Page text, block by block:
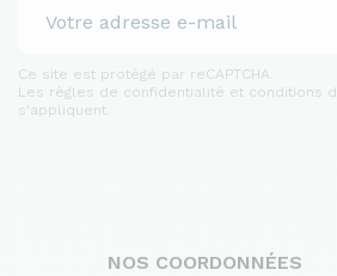
Ce site est protégé par reCAPTCHA.
Les règles de confidentialité et conditions
s'appliquent.
NOS COORDONNÉES